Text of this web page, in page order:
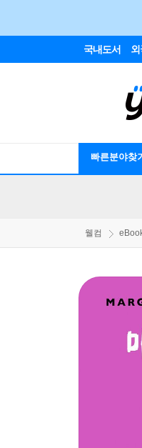
국내도서 외
빠른분야찾기
웰컴